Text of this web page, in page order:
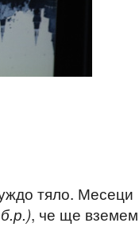
тяло. Месеци
, че ще вземем